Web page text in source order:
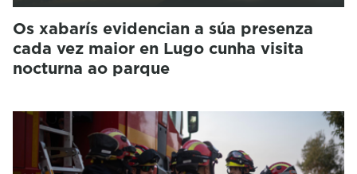
Os xabarís evidencian a súa presenza
cada vez maior en Lugo cunha visita
nocturna ao parque